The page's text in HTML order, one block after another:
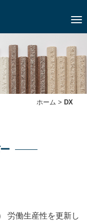
ナビ
ホーム > DX
労働生産性を更新し